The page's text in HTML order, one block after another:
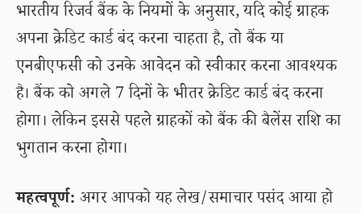
भारतीय रिजर्व बैंक के नियमों के अनुसार, यदि कोई ग्राहक
अपना क्रेडिट कार्ड बंद करना चाहता है, तो बैंक या
एनबीएफसी को उनके आवेदन को स्वीकार करना आवश्यक
है। बैंक को अगले 7 दिनों के भीतर क्रेडिट कार्ड बंद करना
होगा। लेकिन इससे पहले ग्राहकों को बैंक की बैलेंस राशि का
भुगतान करना होगा।
महत्वपूर्ण: अगर आपको यह लेख/समाचार पसंद आया हो